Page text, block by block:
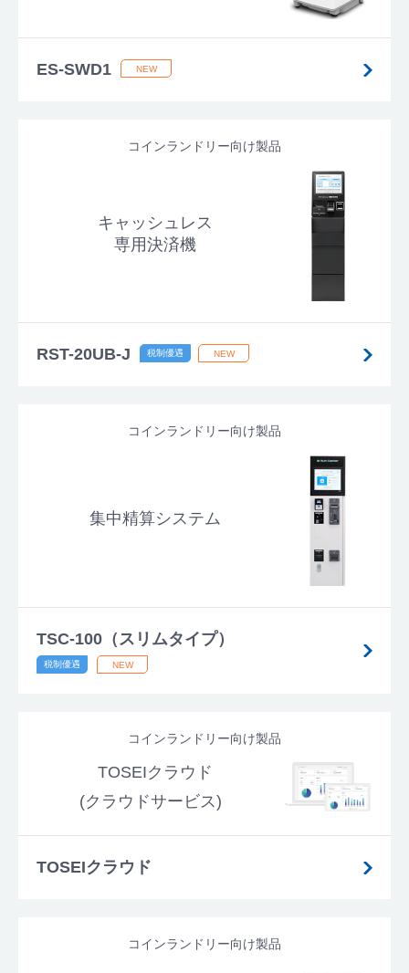
ES-SWD1
コインランドリー向け製品
キャッシュレス
専用決済機
RST-20UB-J
コインランドリー向け製品
集中精算システム
TSC-100（スリムタイプ）
コインランドリー向け製品
TOSEIクラウド
(クラウドサービス)
TOSEIクラウド
コインランドリー向け製品